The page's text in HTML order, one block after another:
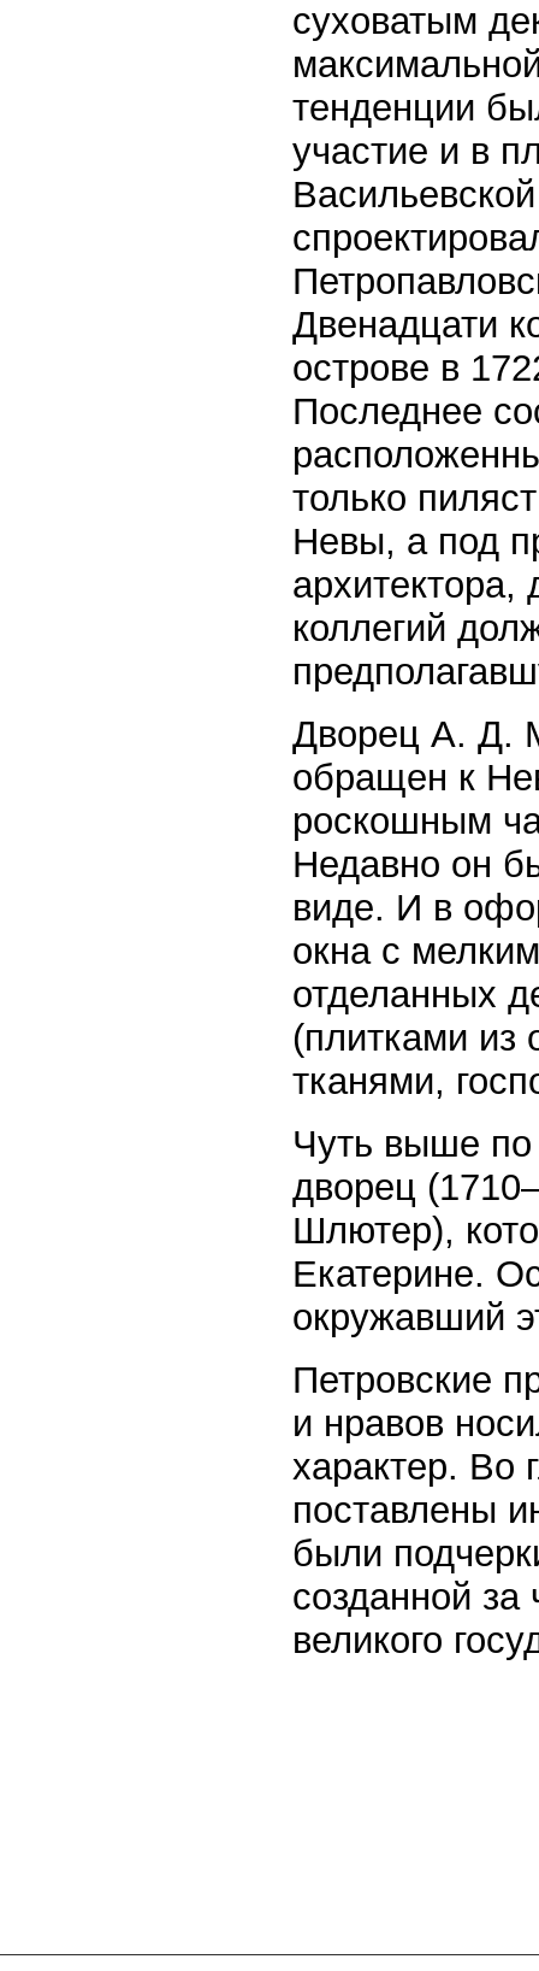
суховатым
тенденции
участие и в
Двенадцати
острове в
Последнее
только
Невы, а под
коллегий
Дворец А. Д.
обращен к
роскошным
Недавно он
виде. И в
окна с
отделанных
(плитками из
тканями,
Чуть выше по
дворец
Шлютер),
Екатерине.
окружавший
Петровские
и нравов
характер. Во
поставлены
были
созданной за
великого